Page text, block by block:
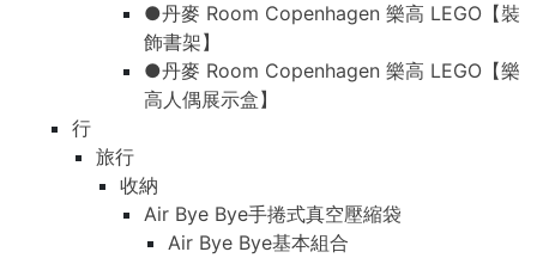
●丹麥 Room Copenhagen 樂高 LEGO【裝
飾書架】
●丹麥 Room Copenhagen 樂高 LEGO【樂
高人偶展示盒】
行
旅行
收納
Air Bye Bye手捲式真空壓縮袋
Air Bye Bye基本組合